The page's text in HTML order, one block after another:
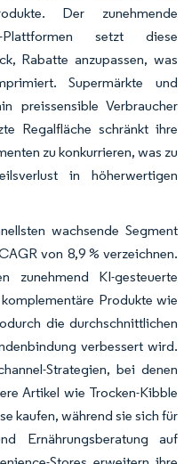
Der zunehmende
setzt diese
Rabatte anzupassen, was
Supermärkte und
preissensible Verbraucher
Regalfläche schränkt ihre
zu konkurrieren, was zu
in höherwertigen
wachsende Segment
von 8,9 % verzeichnen.
zunehmend KI-gesteuerte
Produkte wie
die durchschnittlichen
verbessert wird.
Strategien, bei denen
Artikel wie Trocken-Kibble
kaufen, während sie sich für
Ernährungsberatung auf